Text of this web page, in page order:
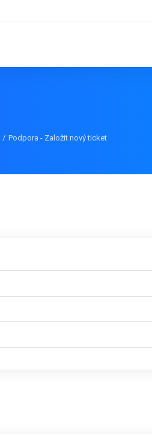
Podpora - Založit nový ticket